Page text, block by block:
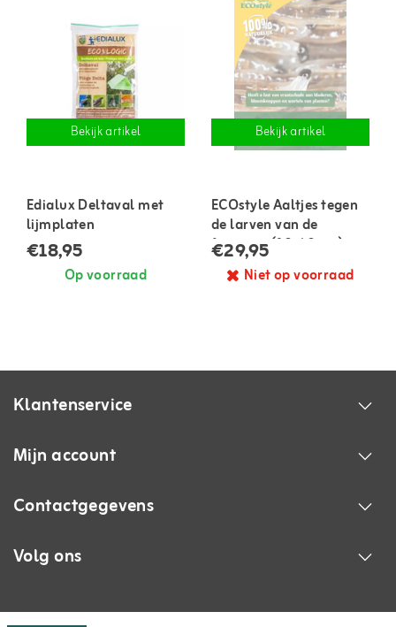
Bekijk artikel
Edialux Deltaval met
lijmplaten
€18,95
Op voorraad
Bekijk artikel
ECOstyle Aaltjes tegen
de larven van de
fruitmot (10-60 m²)
€29,95
Niet op voorraad
Klantenservice
Mijn account
Contactgegevens
Volg ons